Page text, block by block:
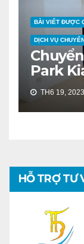
BÀI VIẾT ĐƯỢC
DỊCH VỤ
Park
TH6 19, 2023
HỖ TRỢ TƯ